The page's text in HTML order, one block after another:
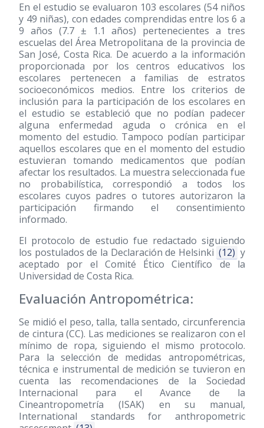
En el estudio se evaluaron 103 escolares (54 niños
y 49 niñas), con edades comprendidas entre los 6 a
9 años (7.7 ± 1.1 años) pertenecientes a tres
escuelas del Área Metropolitana de la provincia de
San José, Costa Rica. De acuerdo a la información
proporcionada por los centros educativos los
escolares pertenecen a familias de estratos
socioeconómicos medios. Entre los criterios de
inclusión para la participación de los escolares en
el estudio se estableció que no podían padecer
alguna enfermedad aguda o crónica en el
momento del estudio. Tampoco podían participar
aquellos escolares que en el momento del estudio
estuvieran tomando medicamentos que podían
afectar los resultados. La muestra seleccionada fue
no probabilística, correspondió a todos los
escolares cuyos padres o tutores autorizaron la
participación firmando el consentimiento
informado.
El protocolo de estudio fue redactado siguiendo
los postulados de la Declaración de Helsinki (12) y
aceptado por el Comité Ético Científico de la
Universidad de Costa Rica.
Evaluación Antropométrica:
Se midió el peso, talla, talla sentado, circunferencia
de cintura (CC). Las mediciones se realizaron con el
mínimo de ropa, siguiendo el mismo protocolo.
Para la selección de medidas antropométricas,
técnica e instrumental de medición se tuvieron en
cuenta las recomendaciones de la Sociedad
Internacional para el Avance de la
Cineantropometría (ISAK) en su manual,
International standards for anthropometric